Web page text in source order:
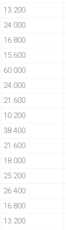
13.200
24.000
16.800
15.600
60.000
24.000
21.600
10.200
38.400
21.600
18.000
25.200
26.400
16.800
13.200